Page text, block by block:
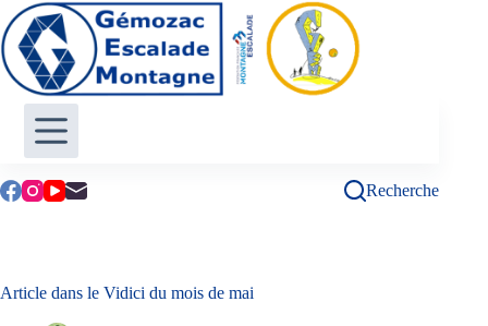
Passer
au
contenu
Recherche
Article dans le Vidici du mois de mai